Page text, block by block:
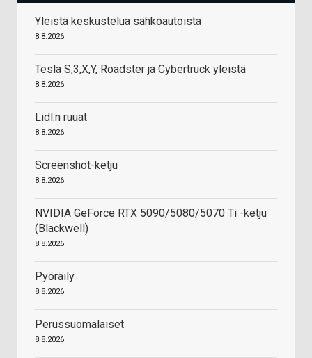
Yleistä keskustelua sähköautoista
8.8.2026
Tesla S,3,X,Y, Roadster ja Cybertruck yleistä
8.8.2026
Lidl:n ruuat
8.8.2026
Screenshot-ketju
8.8.2026
NVIDIA GeForce RTX 5090/5080/5070 Ti -ketju
(Blackwell)
8.8.2026
Pyöräily
8.8.2026
Perussuomalaiset
8.8.2026